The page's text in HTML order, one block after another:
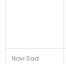
Novi Sad